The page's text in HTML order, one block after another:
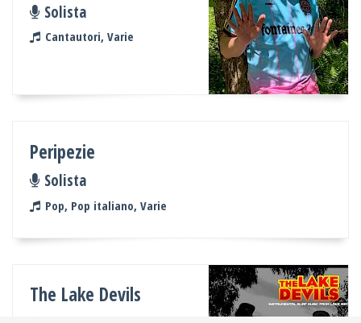
Solista
Cantautori, Varie
Peripezie
Solista
Pop, Pop italiano, Varie
The Lake Devils